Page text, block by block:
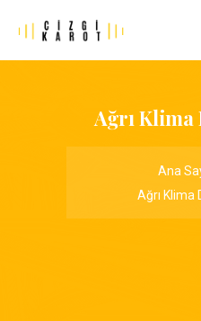
Ağrı Klima
Ana
Ağrı Klima